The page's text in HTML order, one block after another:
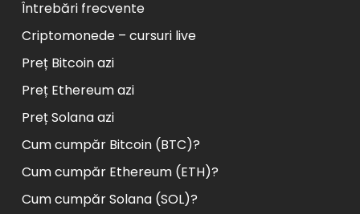
Întrebări frecvente
Criptomonede – cursuri live
Preț Bitcoin azi
Preț Ethereum azi
Preț Solana azi
Cum cumpăr Bitcoin (BTC)?
Cum cumpăr Ethereum (ETH)?
Cum cumpăr Solana (SOL)?